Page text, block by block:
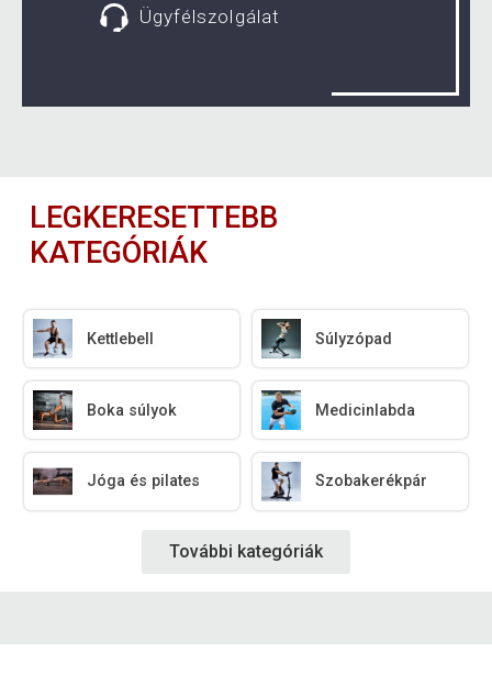
Ügyfélszolgálat
LEGKERESETTEBB
KATEGÓRIÁK
Kettlebell Súlyzópad
Boka súlyok Medicinlabda
Jóga és pilates Szobakerékpár
További kategóriák